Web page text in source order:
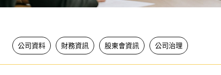
公司資料 財務資訊 股東會資訊 公司治理